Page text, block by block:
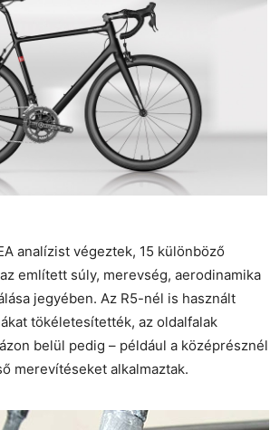
analízist végeztek, 15 különböző
említett súly, merevség, aerodinamika
jegyében. Az R5-nél is használt
tökéletesítették, az oldalfalak
belül pedig – például a középrésznél
merevítéseket alkalmaztak.